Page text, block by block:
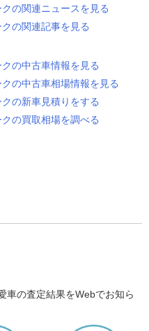
の関連ニュースを見る
の関連記事を見る
の中古車情報を見る
の中古車相場情報を見る
の新車見積りをする
の買取相場を調べる
車の査定結果をWebでお知ら